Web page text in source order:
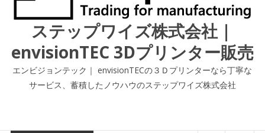
ステップワイズ株式会社｜
envisionTEC 3Dプリンター販売
エンビジョンテック｜ envisionTECの３Ｄプリンターなら丁寧な
サービス、蓄積したノウハウのステップワイズ株式会社